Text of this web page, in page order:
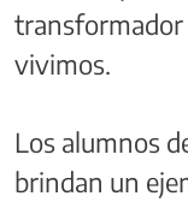
transformador
vivimos.
Los alumnos
brindan un